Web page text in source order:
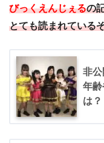
びっくえんじぇるの
とても読まれている
非
年
は？